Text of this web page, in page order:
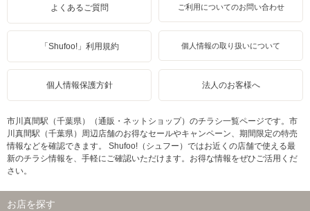
よくあるご質問 ご利用についてのお問い合わせ
「Shufoo!」利用規約 個人情報の取り扱いについて
個人情報保護方針 法人のお客様へ
市川真間駅（千葉県）（通販・ネットショップ）のチラシ一覧ページです。市
川真間駅（千葉県）周辺店舗のお得なセールやキャンペーン、期間限定の特売
情報などを確認できます。 Shufoo!（シュフー）ではお近くの店舗で使える最
新のチラシ情報を、手軽にご確認いただけます。お得な情報をぜひご活用くだ
さい。
お店を探す